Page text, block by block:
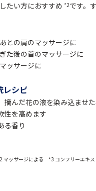
たい方におすすめ *2です。
との肩のマッサージに
た後の首のマッサージに
ッサージに
レシピ
摘んだ花の液を染み込ませ
性を高めます
る香り
ッサージによる *3 コンフリーエキス